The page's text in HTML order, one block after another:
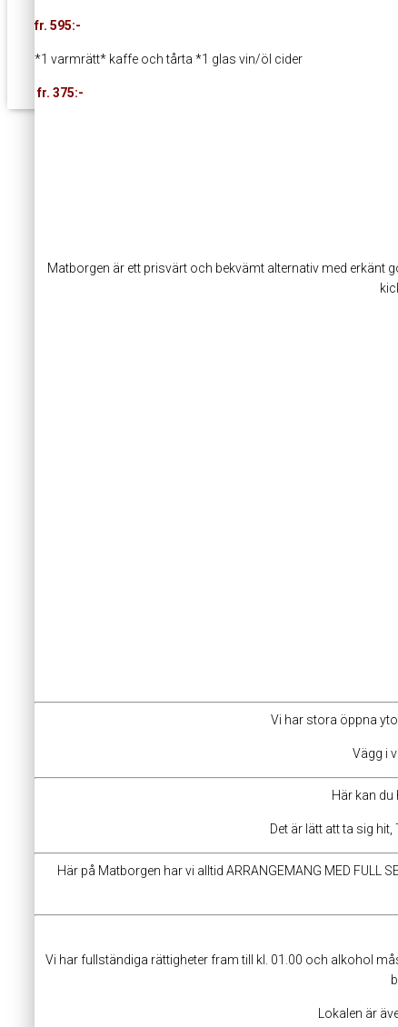
fr. 595:-
*1 varmrätt* kaffe och tårta *1 glas
fr. 375:-
Matborgen är ett prisvärt och bekvämt alternativ med
Vi har stora öppna
Vägg i
Här kan
Det är lätt att ta sig
Här på Matborgen har vi alltid ARRANGEMANG MED
Vi har fullständiga rättigheter fram till kl. 01.00 och alkohol
Lokalen är